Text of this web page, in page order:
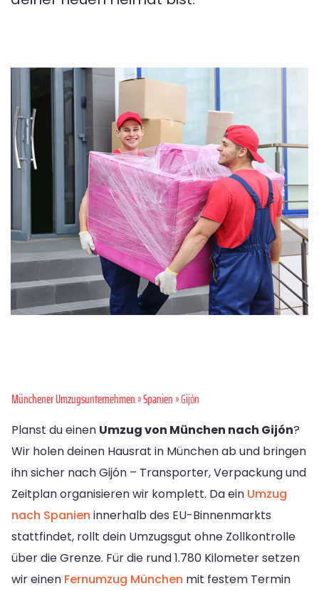
Münchener Umzugsunternehmen»Spanien» Gijón
Planst du einen Umzug von München nach Gijón?
Wir holen deinen Hausrat in München ab und bringen
ihn sicher nach Gijón – Transporter, Verpackung und
Zeitplan organisieren wir komplett. Da ein Umzug
nach Spanien innerhalb des EU-Binnenmarkts
stattfindet, rollt dein Umzugsgut ohne Zollkontrolle
über die Grenze. Für die rund 1.780 Kilometer setzen
wir einen Fernumzug München mit festem Termin